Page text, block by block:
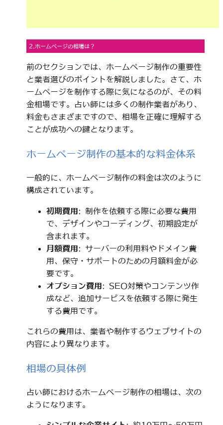
2.ホームページの相場は？
前のセクションでは、ホームページ制作の重要性
と業者選びのポイントを解説しました。さて、ホ
ームページを制作する際に気になるのが、その料
金相場です。占い師には多くの制作業者があり、
料金もさまざまですので、相場を正確に理解する
ことが成功への鍵となります。
ホームページ制作の基本的な料金体系
一般的に、ホームページ制作の料金は次のように
構成されています。
初期費用: 制作を依頼する際に必要な費用
で、デザインやコーディング、初期設定が
含まれます。
月額費用: サーバーの利用料やドメイン費
用、保守・サポートのための月額料金が必
要です。
オプション費用: SEO対策やコンテンツ作
成など、追加サービスを依頼する際に発生
する費用です。
これらの費用は、業者や制作するウェブサイトの
内容により異なります。
相場の具体例
占い師におけるホームページ制作の相場は、次の
ようになります。